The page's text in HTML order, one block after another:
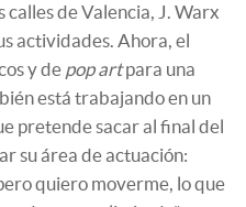
calles de Valencia, J. Warx
actividades. Ahora, el
y de pop artpara una
está trabajando en un
pretende sacar al final del
su área de actuación:
quiero moverme, lo que